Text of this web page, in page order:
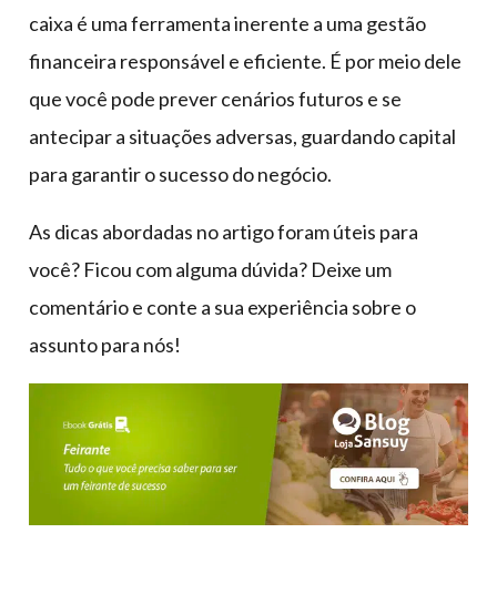
caixa é uma ferramenta inerente a uma gestão
financeira responsável e eficiente. É por meio dele
que você pode prever cenários futuros e se
antecipar a situações adversas, guardando capital
para garantir o sucesso do negócio.
As dicas abordadas no artigo foram úteis para
você? Ficou com alguma dúvida? Deixe um
comentário e conte a sua experiência sobre o
assunto para nós!